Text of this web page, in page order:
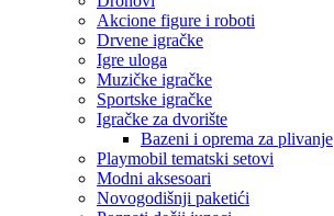
Akcione figure i roboti
Drvene igračke
Igre uloga
Muzičke igračke
Sportske igračke
‎Igračke za dvorište
Bazeni i oprema za plivanje
Playmobil tematski setovi
Modni aksesoari
Novogodišnji paketići